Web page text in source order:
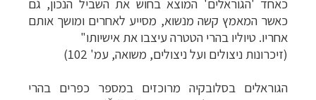
כאחד 'הגוראלים' המוצא בחוש את השביל הנכון, גם
כאשר המאמץ קשה מנשוא, מסייע לאחרים ומושך אותם
אחריו. טיוליו בהרי הטטרה עיצבו את אישיותו"
(זיכרונות ניצולים ועל ניצולים, משואה, עמ' 102)
הגוראלים בסלובקיה מרוכזים במספר כפרים בהרי